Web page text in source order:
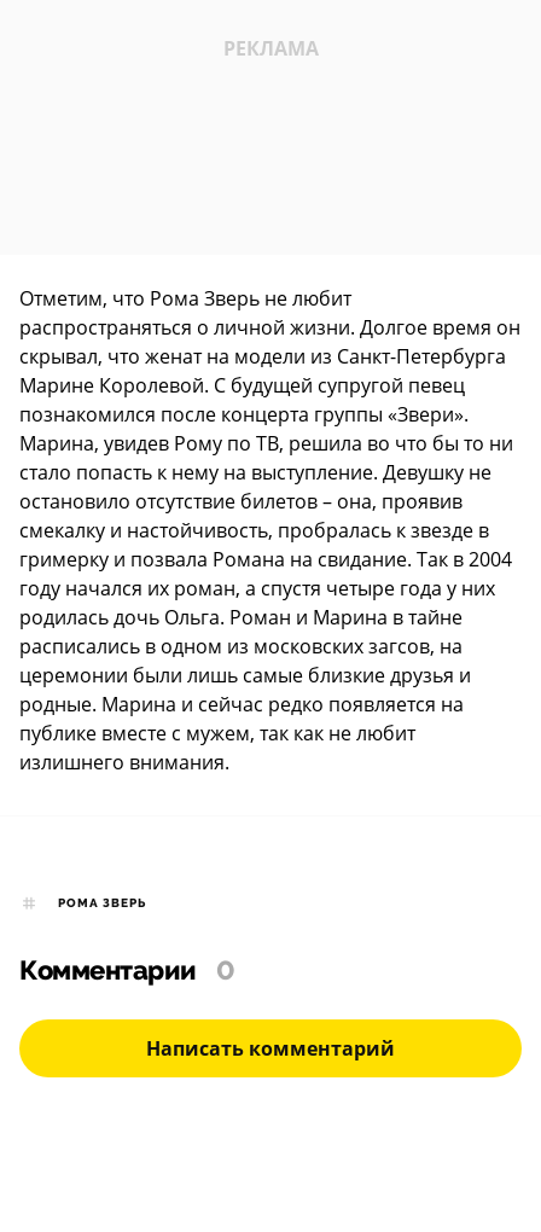
Отметим, что Рома Зверь не любит
распространяться о личной жизни. Долгое время он
скрывал, что женат на модели из Санкт-Петербурга
Марине Королевой. С будущей супругой певец
познакомился после концерта группы «Звери».
Марина, увидев Рому по ТВ, решила во что бы то ни
стало попасть к нему на выступление. Девушку не
остановило отсутствие билетов – она, проявив
смекалку и настойчивость, пробралась к звезде в
гримерку и позвала Романа на свидание. Так в 2004
году начался их роман, а спустя четыре года у них
родилась дочь Ольга. Роман и Марина в тайне
расписались в одном из московских загсов, на
церемонии были лишь самые близкие друзья и
родные. Марина и сейчас редко появляется на
публике вместе с мужем, так как не любит
излишнего внимания.
РОМА ЗВЕРЬ
Комментарии 0
Написать комментарий